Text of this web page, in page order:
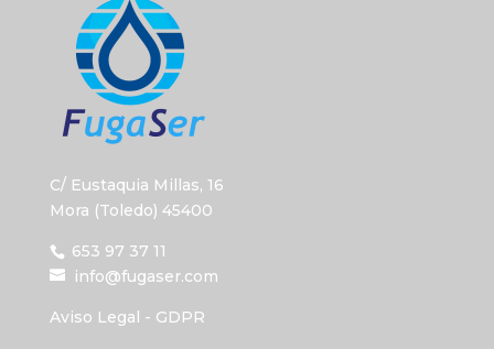
C/ Eustaquia Millas, 16
Mora (Toledo) 45400
653 97 37 11
info@fugaser.com
Aviso Legal - GDPR